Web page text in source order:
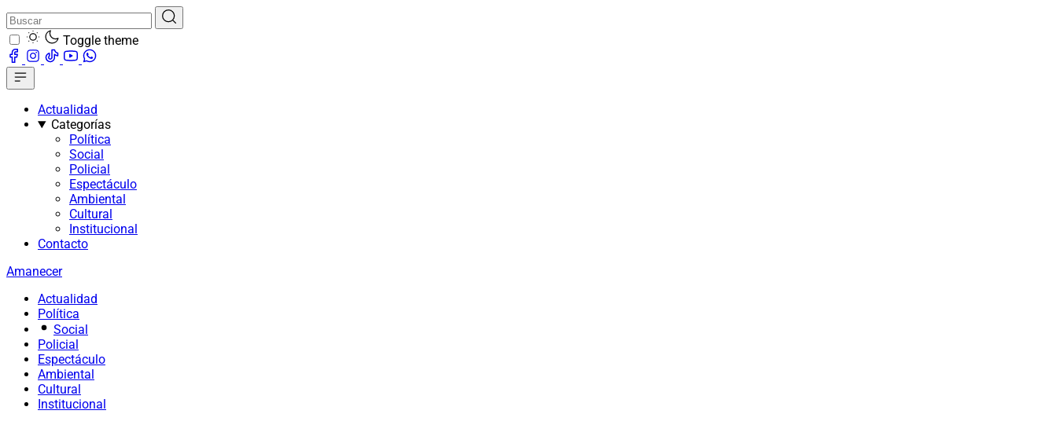
Toggle theme
Actualidad
Categorías
Política
Social
Policial
Espectáculo
Ambiental
Cultural
Institucional
Contacto
Amanecer
Actualidad
Política
Social
Policial
Espectáculo
Ambiental
Cultural
Institucional